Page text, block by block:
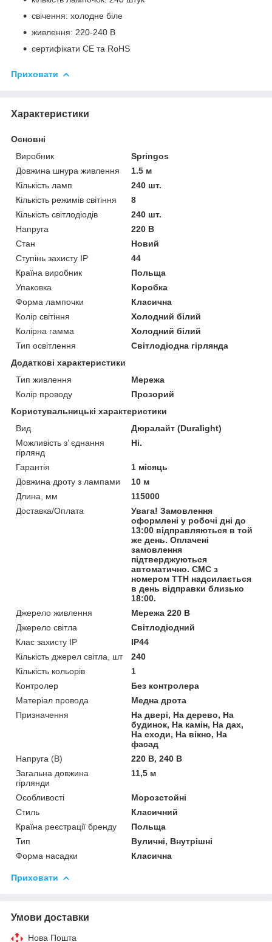
свічення: холодне біле
живлення: 220-240 В
сертифікати CE та RoHS
Приховати
Характеристики
Основні
Виробник
Springos
Довжина шнура живлення
1.5 м
Кількість ламп
240 шт.
Кількість режимів світіння
8
Кількість світлодіодів
240 шт.
Напруга
220 В
Стан
Новий
Ступінь захисту IP
44
Країна виробник
Польща
Упаковка
Коробка
Форма лампочки
Класична
Колір світіння
Холодний білий
Колірна гамма
Холодний білий
Тип освітлення
Світлодіодна гірлянда
Додаткові характеристики
Тип живлення
Мережа
Колір проводу
Прозорий
Користувальницькі характеристики
Вид
Дюралайт (Duralight)
Можливість з’ єднання
гірлянд
Ні.
Гарантія
1 місяць
Довжина дроту з лампами
10 м
Длина, мм
115000
Доставка/Оплата
Увага! Замовлення
оформлені у робочі дні до
13:00 відправляються в той
же день. Оплачені
замовлення
підтверджуються
автоматично. СМС з
номером ТТН надсилається
в день відправки близько
18:00.
Джерело живлення
Мережа 220 В
Джерело світла
Світлодіодний
Клас захисту IP
IP44
Кількість джерел світла, шт
240
Кількість кольорів
1
Контролер
Без контролера
Матеріал провода
Медна дрота
Призначення
На двері, На дерево, На
будинок, На камін, На дах,
На сходи, На вікно, На
фасад
Напруга (В)
220 В, 240 В
Загальна довжина
гірлянди
11,5 м
Особливості
Морозстойні
Стиль
Класичний
Країна реєстрації бренду
Польща
Тип
Вуличні, Внутрішні
Форма насадки
Класична
Приховати
Умови доставки
Нова Пошта